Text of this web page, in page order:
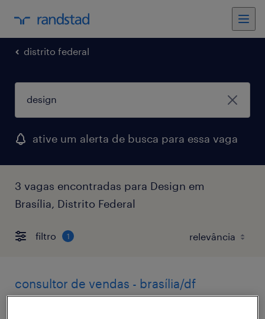
distrito federal
ative um alerta de busca para essa vaga
3 vagas encontradas para Design em
Brasília, Distrito Federal
filtro 1
consultor de vendas - brasília/df